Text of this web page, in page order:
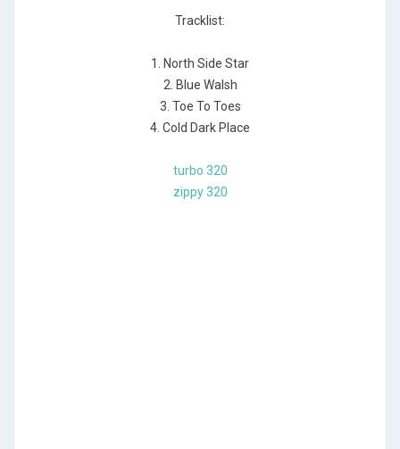
Tracklist:
1. North Side Star
2. Blue Walsh
3. Toe To Toes
4. Cold Dark Place
turbo 320
zippy 320